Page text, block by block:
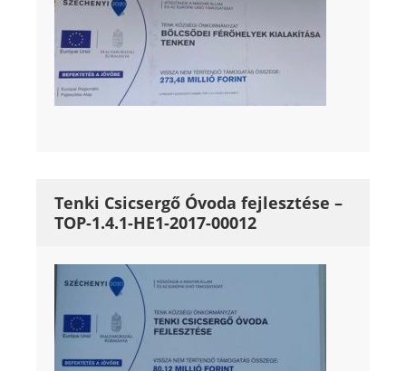
Tenki Csicsergő Óvoda fejlesztése –
TOP-1.4.1-HE1-2017-00012